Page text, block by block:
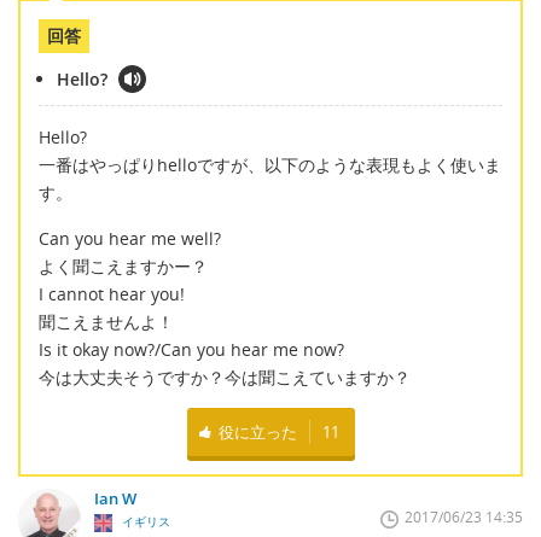
回答
Hello?
Hello?
一番はやっぱりhelloですが、以下のような表現もよく使いま
す。
Can you hear me well?
よく聞こえますかー？
I cannot hear you!
聞こえませんよ！
Is it okay now?/Can you hear me now?
今は大丈夫そうですか？今は聞こえていますか？
役に立った 11
Ian W
イギリス 2017/06/23 14:35